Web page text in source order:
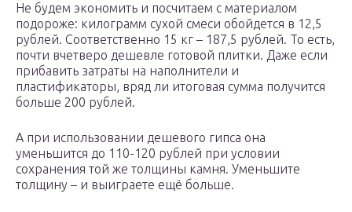
Не будем экономить и посчитаем с материалом
подороже: килограмм сухой смеси обойдется в 12,5
рублей. Соответственно 15 кг – 187,5 рублей. То есть,
почти вчетверо дешевле готовой плитки. Даже если
прибавить затраты на наполнители и
пластификаторы, вряд ли итоговая сумма получится
больше 200 рублей.
А при использовании дешевого гипса она
уменьшится до 110-120 рублей при условии
сохранения той же толщины камня. Уменьшите
толщину – и выиграете ещё больше.